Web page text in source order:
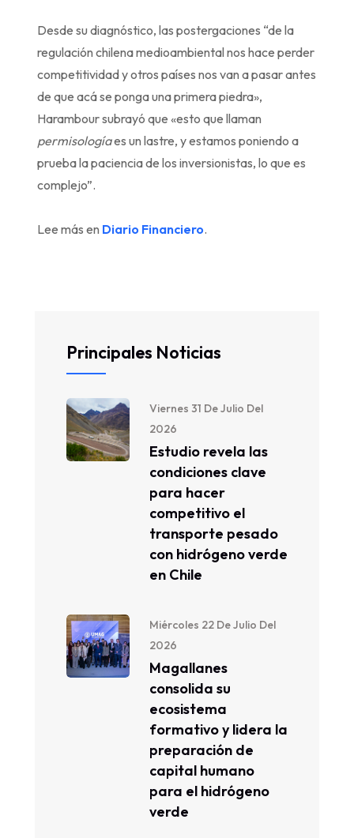
Desde su diagnóstico, las postergaciones “de la
regulación chilena medioambiental nos hace perder
competitividad y otros países nos van a pasar antes
de que acá se ponga una primera piedra»,
Harambour subrayó que «esto que llaman
permisologíaes un lastre, y estamos poniendo a
prueba la paciencia de los inversionistas, lo que es
complejo”.
Lee más en Diario Financiero.
Principales Noticias
Viernes 31 De Julio Del
2026
Estudio revela las
condiciones clave
para hacer
competitivo el
transporte pesado
con hidrógeno verde
en Chile
Miércoles 22 De Julio Del
2026
Magallanes
consolida su
ecosistema
formativo y lidera la
preparación de
capital humano
para el hidrógeno
verde